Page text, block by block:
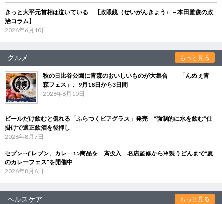
きっと大平元首相は泣いている 【政眼鏡（せいがんきょう）－本田雅俊の政
治コラム】
2026年6月10日
グルメ もっと見る
秋の日比谷公園に青森のおいしいものが大集合 「んめぇ青
森フェス」、9月18日から3日間
2026年8月10日
ビールだけ飲むと倒れる「ふらつくビアグラス」発売 “強制的に水を飲む”仕
掛けで適正飲酒を後押し
2026年8月7日
セブン‐イレブン、カレー15商品を一斉投入 名店監修から冷製うどんまで“夏
のカレーフェス”を開催中
2026年8月6日
ヘルスケア もっと見る